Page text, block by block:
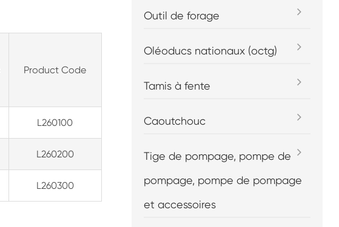
Product Code
L260100
L260200
L260300
Outil de forage
Oléoducs nationaux (octg)
Tamis à fente
Caoutchouc
Tige de pompage, pompe de
pompage, pompe de pompage
et accessoires